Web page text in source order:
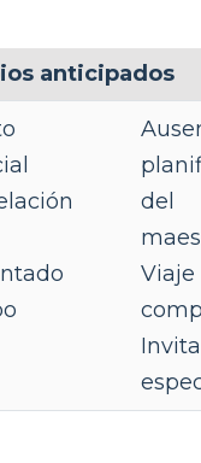
anticipados
del
Viaje